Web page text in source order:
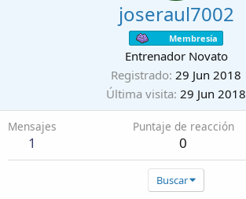
joseraul7002
Membresía
Entrenador Novato
Registrado 29 Jun 2018
Última visita 29 Jun 2018
Mensajes
1
Puntaje de reacción
0
Buscar